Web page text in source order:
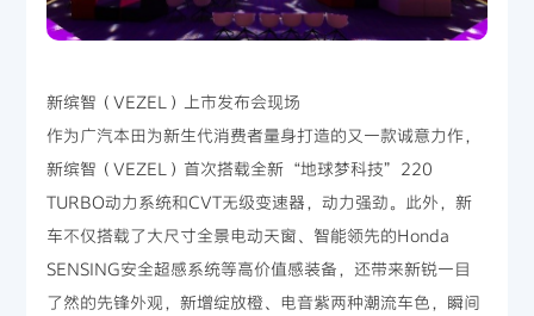
新缤智（VEZEL）上市发布会现场
作为广汽本田为新生代消费者量身打造的又一款诚意力作，
新缤智（VEZEL）首次搭载全新“地球梦科技”220
TURBO动力系统和CVT无级变速器，动力强劲。此外，新
车不仅搭载了大尺寸全景电动天窗、智能领先的Honda
SENSING安全超感系统等高价值感装备，还带来新锐一目
了然的先锋外观，新增绽放橙、电音紫两种潮流车色，瞬间